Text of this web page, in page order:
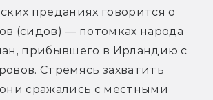
преданиях говорится о
(сидов) — потомках народа
прибывшего в Ирландию с
Стремясь захватить
сражались с местными